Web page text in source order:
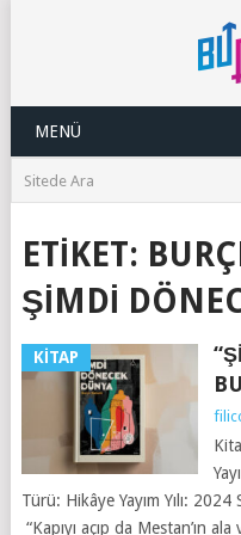
MENÜ
ETIKET:
ŞIMDI
KITAP
Türü: Hikâye Yayım Yılı:
“Kapıyı açıp da Mestan’ın